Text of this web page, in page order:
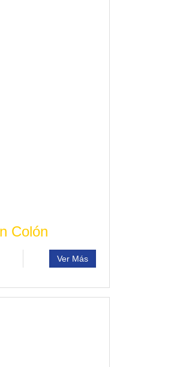
Colón
Ver Más